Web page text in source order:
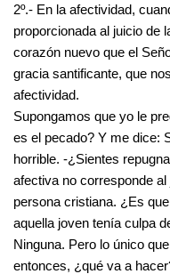
2º.- En la afectividad,
proporcionada al juicio de
corazón nuevo que el
gracia santificante, que
afectividad.
Supongamos que yo le
es el pecado? Y me dice:
horrible. -¿Sientes
afectiva no corresponde
persona cristiana. ¿Es
aquella joven tenía culpa
Ninguna. Pero lo único
entonces, ¿qué va a